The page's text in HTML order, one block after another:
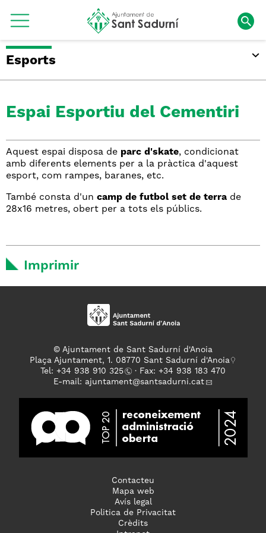
Esports
Espai Esportiu del Cementiri
Aquest espai disposa de parc d'skate, condicionat
amb diferents elements per a la pràctica d'aquest
esport, com rampes, baranes, etc.
També consta d'un camp de futbol set de terra de
28x16 metres, obert per a tots els públics.
Imprimir
© Ajuntament de Sant Sadurní d'Anoia
Plaça Ajuntament, 1. 08770 Sant Sadurní d'Anoia
Tel: +34 938 910 325
· Fax: +34 938 183 470
E-mail: ajuntament@santsadurni.cat
Contacteu
Mapa web
Avís legal
Politica de Privacitat
Crèdits